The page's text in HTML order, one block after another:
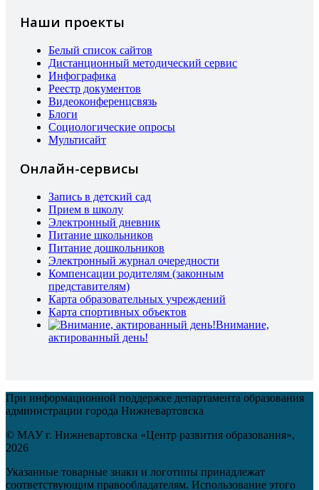
Наши проекты
Белый список сайтов
Дистанционный методический сервис
Инфографика
Реестр документов
Видеоконференцсвязь
Блоги
Социологические опросы
Мультисайт
Онлайн-сервисы
Запись в детский сад
Прием в школу
Электронный дневник
Питание школьников
Питание дошкольников
Электронный журнал очередности
Компенсации родителям (законным
представителям)
Карта образовательных учреждений
Карта спортивных объектов
Внимание,
актированный день!
При информационной поддержке департамента образования
администрации города Нижневартовска
© МАУ г. Нижневартовска «Центр развития образования»,
2026
Указанные товарные знаки и логотипы принадлежат
соответствующим правообладателям. Использование этого